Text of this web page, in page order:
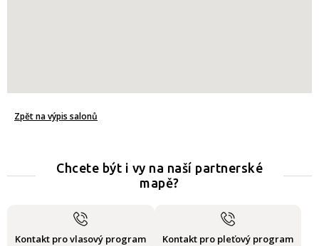
Zpět na výpis salonů
Chcete být i vy na naší partnerské
mapě?
Kontakt pro vlasový program Kontakt pro pleťový program